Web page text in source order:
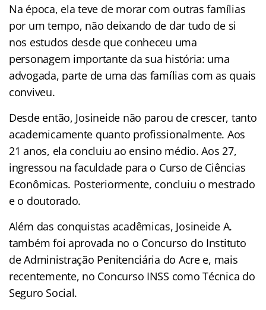
Na época, ela teve de morar com outras famílias
por um tempo, não deixando de dar tudo de si
nos estudos desde que conheceu uma
personagem importante da sua história: uma
advogada, parte de uma das famílias com as quais
conviveu.
Desde então, Josineide não parou de crescer, tanto
academicamente quanto profissionalmente. Aos
21 anos, ela concluiu ao ensino médio. Aos 27,
ingressou na faculdade para o Curso de Ciências
Econômicas. Posteriormente, concluiu o mestrado
e o doutorado.
Além das conquistas acadêmicas, Josineide A.
também foi aprovada no o Concurso do Instituto
de Administração Penitenciária do Acre e, mais
recentemente, no Concurso INSS como Técnica do
Seguro Social.